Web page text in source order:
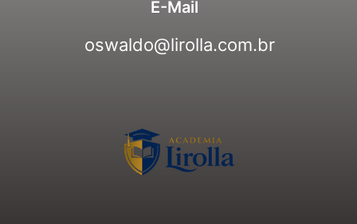
E-Mail
oswaldo@lirolla.com.br